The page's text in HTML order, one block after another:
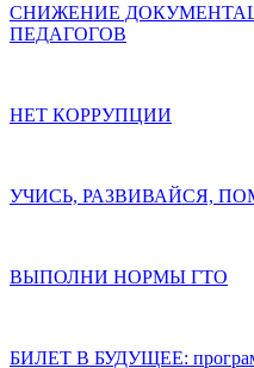
СНИЖЕНИЕ
ПЕДАГОГОВ
НЕТ КОРРУПЦИИ
УЧИСЬ, РАЗВИВАЙСЯ,
ВЫПОЛНИ НОРМЫ ГТО
БИЛЕТ В БУДУЩЕЕ: